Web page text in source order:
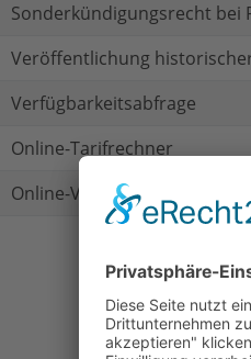
Sonderkündigungsrecht bei
Veröffentlichung
Verfügbarkeitsabfrage
Online-Tarifrechner
Online-Vertragsabschluss